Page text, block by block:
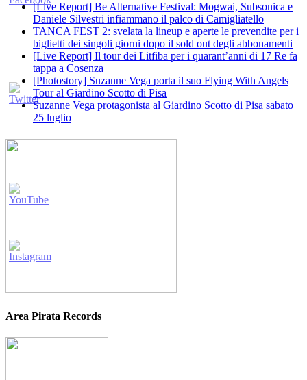
[Live Report] Be Alternative Festival: Mogwai, Subsonica e
Daniele Silvestri infiammano il palco di Camigliatello
TANCA FEST 2: svelata la lineup e aperte le prevendite per i
biglietti dei singoli giorni dopo il sold out degli abbonamenti
[Live Report] Il tour dei Litfiba per i quarant’anni di 17 Re fa
tappa a Cosenza
[Photostory] Suzanne Vega porta il suo Flying With Angels
Tour al Giardino Scotto di Pisa
Suzanne Vega protagonista al Giardino Scotto di Pisa sabato
25 luglio
Area Pirata Records